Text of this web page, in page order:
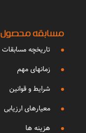
مسابقه محصول
تاریخچه مسابقات
زمانهای مهم
شرایط و قوانین
معیارهای ارزیابی
هزینه ها